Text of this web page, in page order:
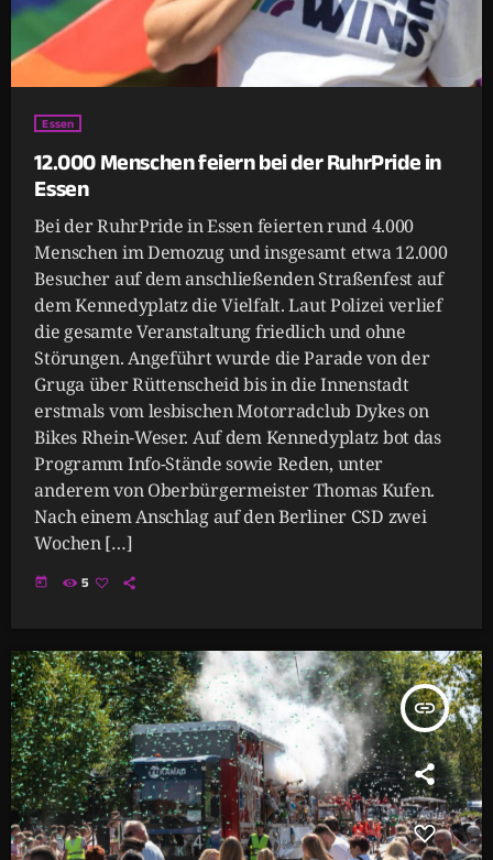
Essen
12.000 Menschen feiern bei der RuhrPride in
Essen
Bei der RuhrPride in Essen feierten rund 4.000
Menschen im Demozug und insgesamt etwa 12.000
Besucher auf dem anschließenden Straßenfest auf
dem Kennedyplatz die Vielfalt. Laut Polizei verlief
die gesamte Veranstaltung friedlich und ohne
Störungen. Angeführt wurde die Parade von der
Gruga über Rüttenscheid bis in die Innenstadt
erstmals vom lesbischen Motorradclub Dykes on
Bikes Rhein-Weser. Auf dem Kennedyplatz bot das
Programm Info-Stände sowie Reden, unter
anderem von Oberbürgermeister Thomas Kufen.
Nach einem Anschlag auf den Berliner CSD zwei
Wochen […]
today 5
insert_link